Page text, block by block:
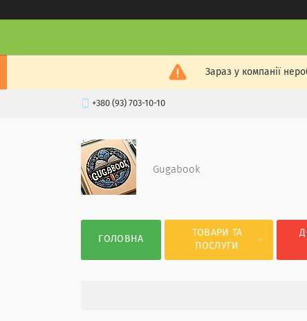
Зараз у компанії
+380 (93) 703-10-10
Gugabook
ГОЛОВНА
ТОВАРИ ТА
ПОСЛУГИ